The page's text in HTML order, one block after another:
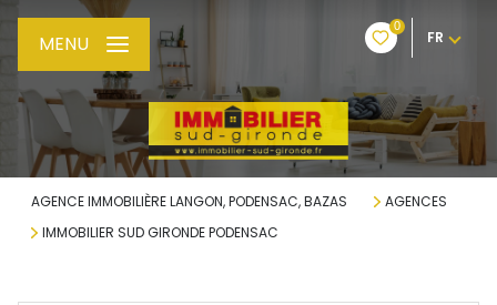
0
FR
MENU
AGENCE IMMOBILIÈRE LANGON, PODENSAC, BAZAS
AGENCES
IMMOBILIER SUD GIRONDE PODENSAC